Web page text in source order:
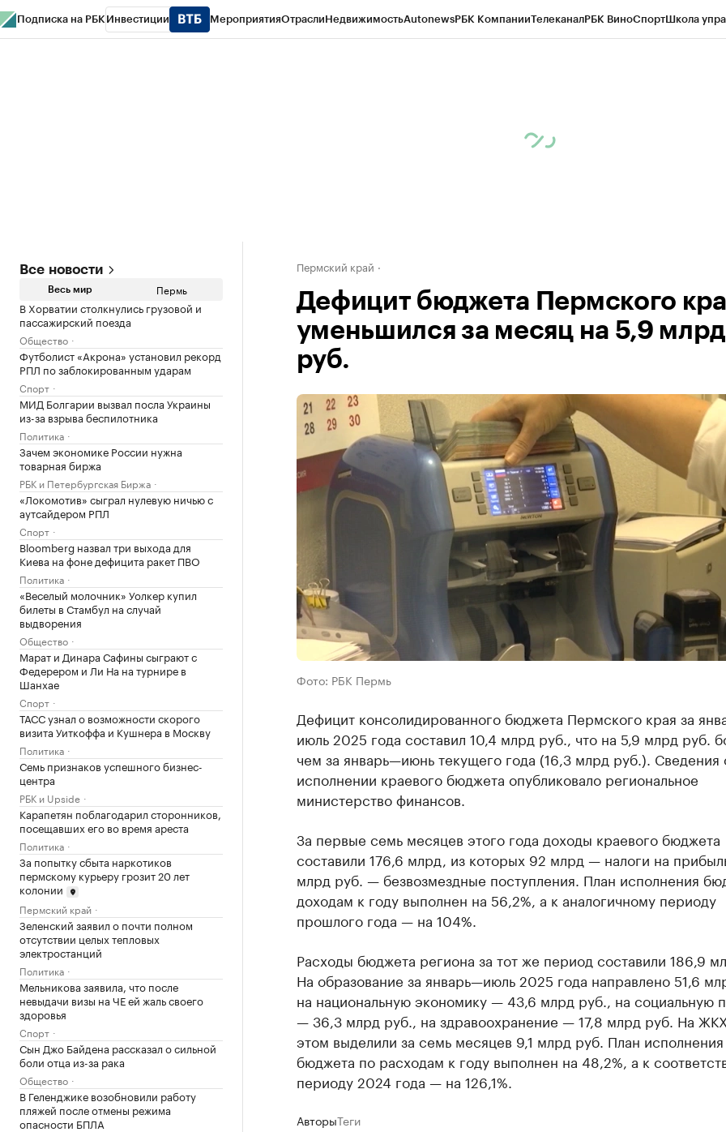
Подписка на РБК Инвестиции МероприятияОтраслиНедвижимостьAutonewsРБК КомпанииТелеканалРБК ВиноСпортШкола
Все новости
Весь мир Пермь
В Хорватии столкнулись грузовой и
пассажирский поезда
Общество
Футболист «Акрона» установил рекорд
РПЛ по заблокированным ударам
Спорт
МИД Болгарии вызвал посла Украины
из-за взрыва беспилотника
Политика
Зачем экономике России нужна
товарная биржа
РБК и Петербургская Биржа
«Локомотив» сыграл нулевую ничью с
аутсайдером РПЛ
Спорт
Bloomberg назвал три выхода для
Киева на фоне дефицита ракет ПВО
Политика
«Веселый молочник» Уолкер купил
билеты в Стамбул на случай
выдворения
Общество
Марат и Динара Сафины сыграют с
Федерером и Ли На на турнире в
Шанхае
Спорт
ТАСС узнал о возможности скорого
визита Уиткоффа и Кушнера в Москву
Политика
Семь признаков успешного бизнес-
центра
РБК и Upside
Карапетян поблагодарил сторонников,
посещавших его во время ареста
Политика
За попытку сбыта наркотиков
пермскому курьеру грозит 20 лет
колонии
Пермский край
Зеленский заявил о почти полном
отсутствии целых тепловых
электростанций
Политика
Мельникова заявила, что после
невыдачи визы на ЧЕ ей жаль своего
здоровья
Спорт
Сын Джо Байдена рассказал о сильной
боли отца из-за рака
Общество
В Геленджике возобновили работу
пляжей после отмены режима
опасности БПЛА
Пермский край
Дефицит бюджета Пермского
уменьшился за месяц на 5,9 млрд
руб.
Фото: РБК Пермь
Дефицит консолидированного бюджета Пермского края за
июль 2025 года составил 10,4 млрд руб., что на 5,9 млрд руб.
чем за январь—июнь текущего года (16,3 млрд руб.). Сведения
исполнении краевого бюджета опубликовало региональное
министерство финансов.
За первые семь месяцев этого года доходы краевого бюджета
составили 176,6 млрд, из которых 92 млрд — налоги на
млрд руб. — безвозмездные поступления. План исполнения
доходам к году выполнен на 56,2%, а к аналогичному периоду
прошлого года — на 104%.
Расходы бюджета региона за тот же период составили 186,9
На образование за январь—июль 2025 года направлено 51,6
на национальную экономику — 43,6 млрд руб., на социальную
— 36,3 млрд руб., на здравоохранение — 17,8 млрд руб. На
этом выделили за семь месяцев 9,1 млрд руб. План исполнения
бюджета по расходам к году выполнен на 48,2%, а к
периоду 2024 года — на 126,1%.
АвторыТеги